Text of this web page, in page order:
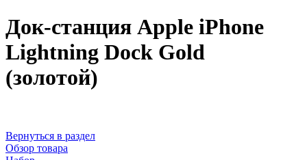
Док-станция Apple iPhone
Lightning Dock Gold
(золотой)
Вернуться в раздел
Обзор товара